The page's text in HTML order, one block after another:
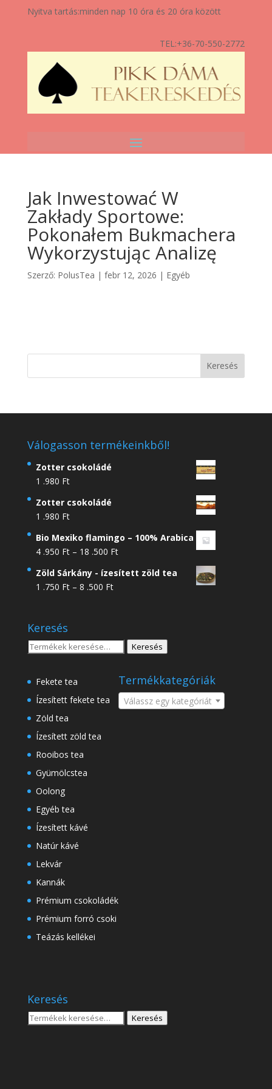
Nyitva tartás:minden nap 10 óra és 20 óra között
TEL:+36-70-550-2772
Jak Inwestować W
Zakłady Sportowe:
Pokonałem Bukmachera
Wykorzystując Analizę
Szerző: PolusTea | febr 12, 2026 | Egyéb
Válogasson termékeinkből!
Zotter csokoládé
1 .980 Ft
Zotter csokoládé
1 .980 Ft
Bio Mexiko flamingo – 100% Arabica
4 .950 Ft – 18 .500 FtÁrtartomány:
.950 Ft
Zöld Sárkány - ízesített zöld tea
1 .750 Ft – 8 .500 FtÁrtartomány:
8
.500 Ft
Keresés
Keresés
Keresés
Fekete tea
Ízesített fekete tea
Zöld tea
Ízesített zöld tea
Rooibos tea
Gyümölcstea
Oolong
Egyéb tea
Ízesített kávé
Natúr kávé
Lekvár
Kannák
Prémium csokoládék
Prémium forró csoki
Teázás kellékei
Termékkategóriák
Válassz egy kategóriát
Keresés
Keresés
Keresés